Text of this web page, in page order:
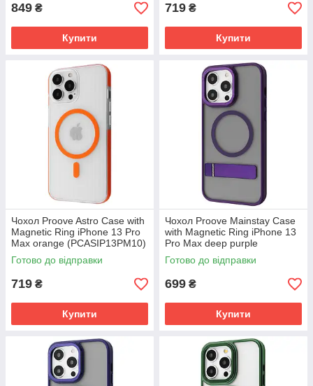
849 ₴
Купити
719 ₴
Купити
Чохол Proove Astro Case with
Magnetic Ring iPhone 13 Pro
Max orange (PCASIP13PM10)
Готово до відправки
719 ₴
Купити
Чохол Proove Mainstay Case
with Magnetic Ring iPhone 13
Pro Max deep purple
(PCMCIP13PM04)
Готово до відправки
699 ₴
Купити